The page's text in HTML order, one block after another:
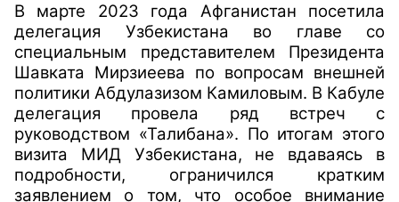
В марте 2023 года Афганистан посетила
делегация Узбекистана во главе со
специальным представителем Президента
Шавката Мирзиеева по вопросам внешней
политики Абдулазизом Камиловым. В Кабуле
делегация провела ряд встреч с
руководством «Талибана». По итогам этого
визита МИД Узбекистана, не вдаваясь в
подробности, ограничился кратким
заявлением о том, что особое внимание